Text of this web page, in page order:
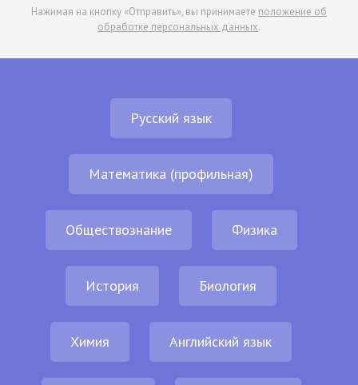
Нажимая на кнопку «Отправить», вы принимаете положение об
обработке персональных данных.
Русский язык
Математика (профильная)
Обществознание Физика
История Биология
Химия Английский язык